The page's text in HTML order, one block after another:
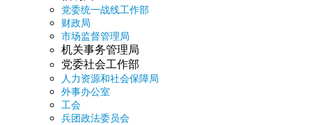
党委统一战线工作部
财政局
市场监督管理局
机关事务管理局
党委社会工作部
人力资源和社会保障局
外事办公室
工会
兵团政法委员会